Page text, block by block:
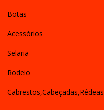
Botas
Acessórios
Selaria
Rodeio
Cabrestos,Cabeçadas,Rédeas